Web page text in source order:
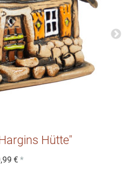
Hütte"
€ *